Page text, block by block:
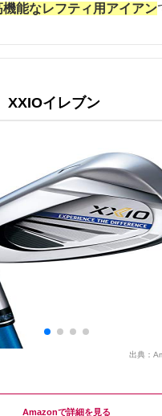
能なレフティ用アイアン
XXIOイレブン
出典：
Amazon